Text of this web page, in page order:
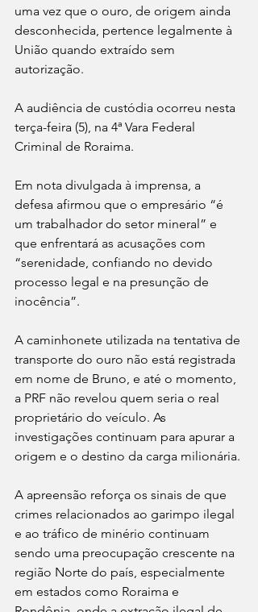
uma vez que o ouro, de origem ainda
desconhecida, pertence legalmente à
União quando extraído sem
autorização.
A audiência de custódia ocorreu nesta
terça-feira (5), na 4ª Vara Federal
Criminal de Roraima.
Em nota divulgada à imprensa, a
defesa afirmou que o empresário “é
um trabalhador do setor mineral” e
que enfrentará as acusações com
“serenidade, confiando no devido
processo legal e na presunção de
inocência”.
A caminhonete utilizada na tentativa de
transporte do ouro não está registrada
em nome de Bruno, e até o momento,
a PRF não revelou quem seria o real
proprietário do veículo. As
investigações continuam para apurar a
origem e o destino da carga milionária.
A apreensão reforça os sinais de que
crimes relacionados ao garimpo ilegal
e ao tráfico de minério continuam
sendo uma preocupação crescente na
região Norte do país, especialmente
em estados como Roraima e